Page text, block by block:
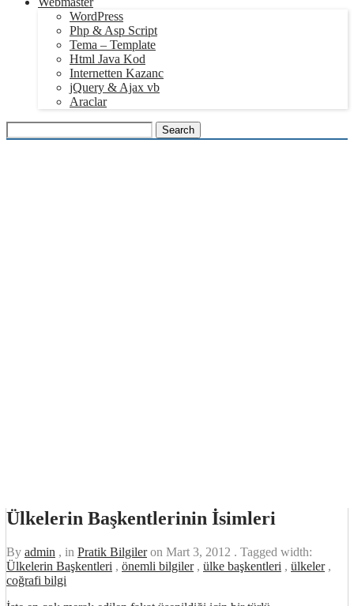
WordPress
Php & Asp Script
Tema – Template
Html Java Kod
Internetten Kazanc
jQuery & Ajax vb
Araclar
Ülkelerin Başkentlerinin İsimleri
By admin , in Pratik Bilgileron Mart 3, 2012 . Tagged width:
Ülkelerin Başkentleri , önemli bilgiler, ülke başkentleri , ülkeler,
coğrafi bilgi